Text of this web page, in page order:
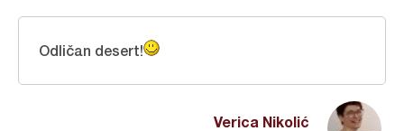
Verica Nikolić
Odličan desert!